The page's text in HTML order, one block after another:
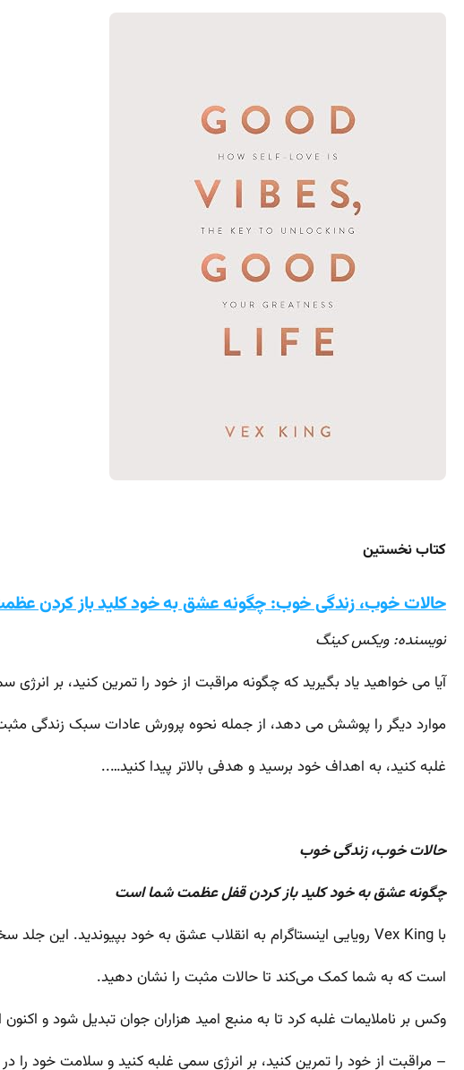
کتاب نخستین
حالات خوب، زندگی خوب: چگونه عشق به خود کلید باز کردن
نویسنده: ویکس کینگ
آیا می خواهید یاد بگیرید که چگونه مراقبت از خود را تمرین کنید، بر
موارد دیگر را پوشش می دهد، از جمله نحوه پرورش عادات سبک زندگی
غلبه کنید، به اهداف خود برسید و هدفی بالاتر پیدا کنید…..
حالات خوب، زندگی خوب
چگونه عشق به خود کلید باز کردن قفل عظمت شما است
با Vex King رویایی اینستاگرام به انقلاب عشق به خود بپیوندید. این جلد سخت با نسخه محدود شامل پیام‌های الهام‌بخش، تصاویر زیبا و حکمت جهانی
است که به شما کمک می‌کند تا حالات مثبت را نشان دهید.
وکس بر ناملایمات غلبه کرد تا به منبع امید هزاران جوان تبدیل شود و
– مراقبت از خود را تمرین کنید، بر انرژی سمی غلبه کنید و سلامت خود را